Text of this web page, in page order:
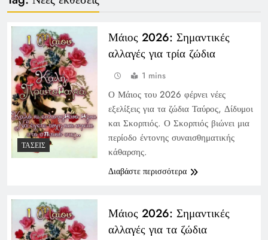
ΤΆΣΕΙΣ
Μάιος 2026: Σημαντικές
αλλαγές για τρία ζώδια
1 mins
Ο Μάιος του 2026 φέρνει νέες
εξελίξεις για τα ζώδια Ταύρος, Δίδυμοι
και Σκορπιός. Ο Σκορπιός βιώνει μια
περίοδο έντονης συναισθηματικής
κάθαρσης.
Διαβάστε περισσότερα
Μάιος 2026: Σημαντικές
αλλαγές για τα ζώδια